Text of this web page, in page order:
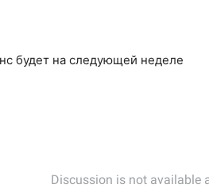
будет на следующей неделе